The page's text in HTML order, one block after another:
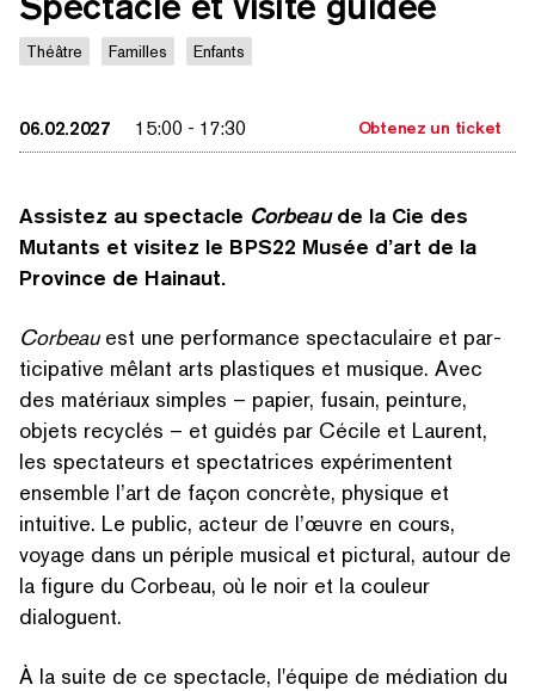
Théâtre Familles Enfants
06.02.2027 15:00 - 17:30 Obtenez un ticket
Assistez au spectacle Corbeaude la Cie des
Mutants et visitez le BPS22 Musée d’art de la
Province de Hainaut.
Corbeauest une performance spec­tac­u­laire et par­
tic­i­pa­tive mêlant arts plastiques et musique. Avec
des matériaux simples – papier, fusain, peinture,
objets recyclés – et guidés par Cécile et Laurent,
les spectateurs et spec­ta­tri­ces expéri­mentent
ensemble l’art de façon concrète, physique et
intuitive. Le public, acteur de l’œuvre en cours,
voyage dans un périple musical et pictural, autour de
la figure du Corbeau, où le noir et la couleur
dialoguent.
À la suite de ce spectacle, l'équipe de médiation du